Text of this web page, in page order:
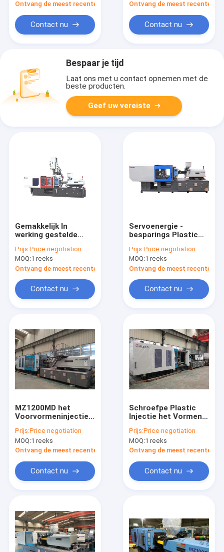
Producten
Ongeveer ons
Ontvang de meest recente Prijs
Contact nu
Injectie het Vormen
Werken
Ontvang de meest recente
Contact nu
Bespaar je tijd
Laat ons met u contact opnemen met de
beste producten.
Geef uw vereiste
Gemakkelijk In
werking gestelde
het Vormen Machine
MZ170MD voor
Besparingsenergie 20
- 80%
Prijs:Price negotiation
MOQ:1 reeks
Ontvang de meest recente Prijs
Contact nu
Servoenergie -
besparings Plastic
Machine MZ250MD
voor het Maken van
Plastic Producten
Prijs:Price negotiation
MOQ:1 reeks
Ontvang de meest recente
Contact nu
MZ1200MD het
Voorvormeninjectie
Vormen Machine
voor Stoel met
Druksensor
Prijs:Price negotiation
MOQ:1 reeks
Ontvang de meest recente Prijs
Contact nu
Schroefpe Plastic
Injectie het Vormen
Steuntrapas voor
Plastic Bakken
Prijs:Price negotiation
MOQ:1 reeks
Ontvang de meest recente
Contact nu